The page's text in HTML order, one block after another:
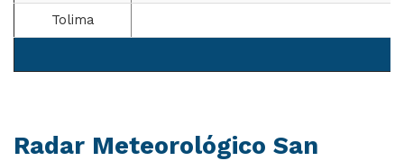
Tolima
Radar Meteorológico San